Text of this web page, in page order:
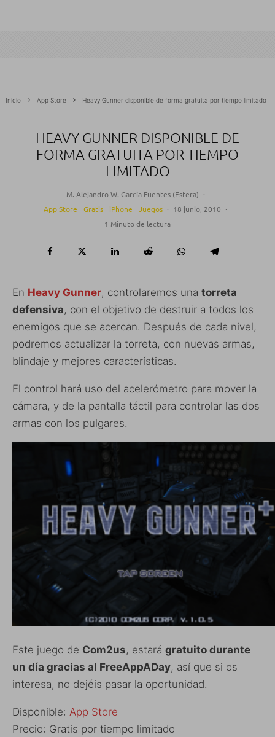
Inicio App Store Heavy Gunner disponible de forma gratuita por tiempo limitado
HEAVY GUNNER DISPONIBLE DE
FORMA GRATUITA POR TIEMPO
LIMITADO
M. Alejandro W. García Fuentes (Esfera) ·
App Store
Gratis iPhone Juegos · 18 junio, 2010 ·
1 Minuto de lectura
En Heavy Gunner, controlaremos una torreta
defensiva, con el objetivo de destruir a todos los
enemigos que se acercan. Después de cada nivel,
podremos actualizar la torreta, con nuevas armas,
blindaje y mejores características.
El control hará uso del acelerómetro para mover la
cámara, y de la pantalla táctil para controlar las dos
armas con los pulgares.
Este juego de Com2us, estará gratuito durante
un día gracias al FreeAppADay, así que si os
interesa, no dejéis pasar la oportunidad.
Disponible: App Store
Precio: Gratis por tiempo limitado